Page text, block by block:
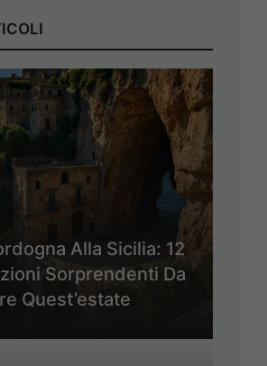
Alla Sicilia: 12
Sorprendenti Da
Quest’estate